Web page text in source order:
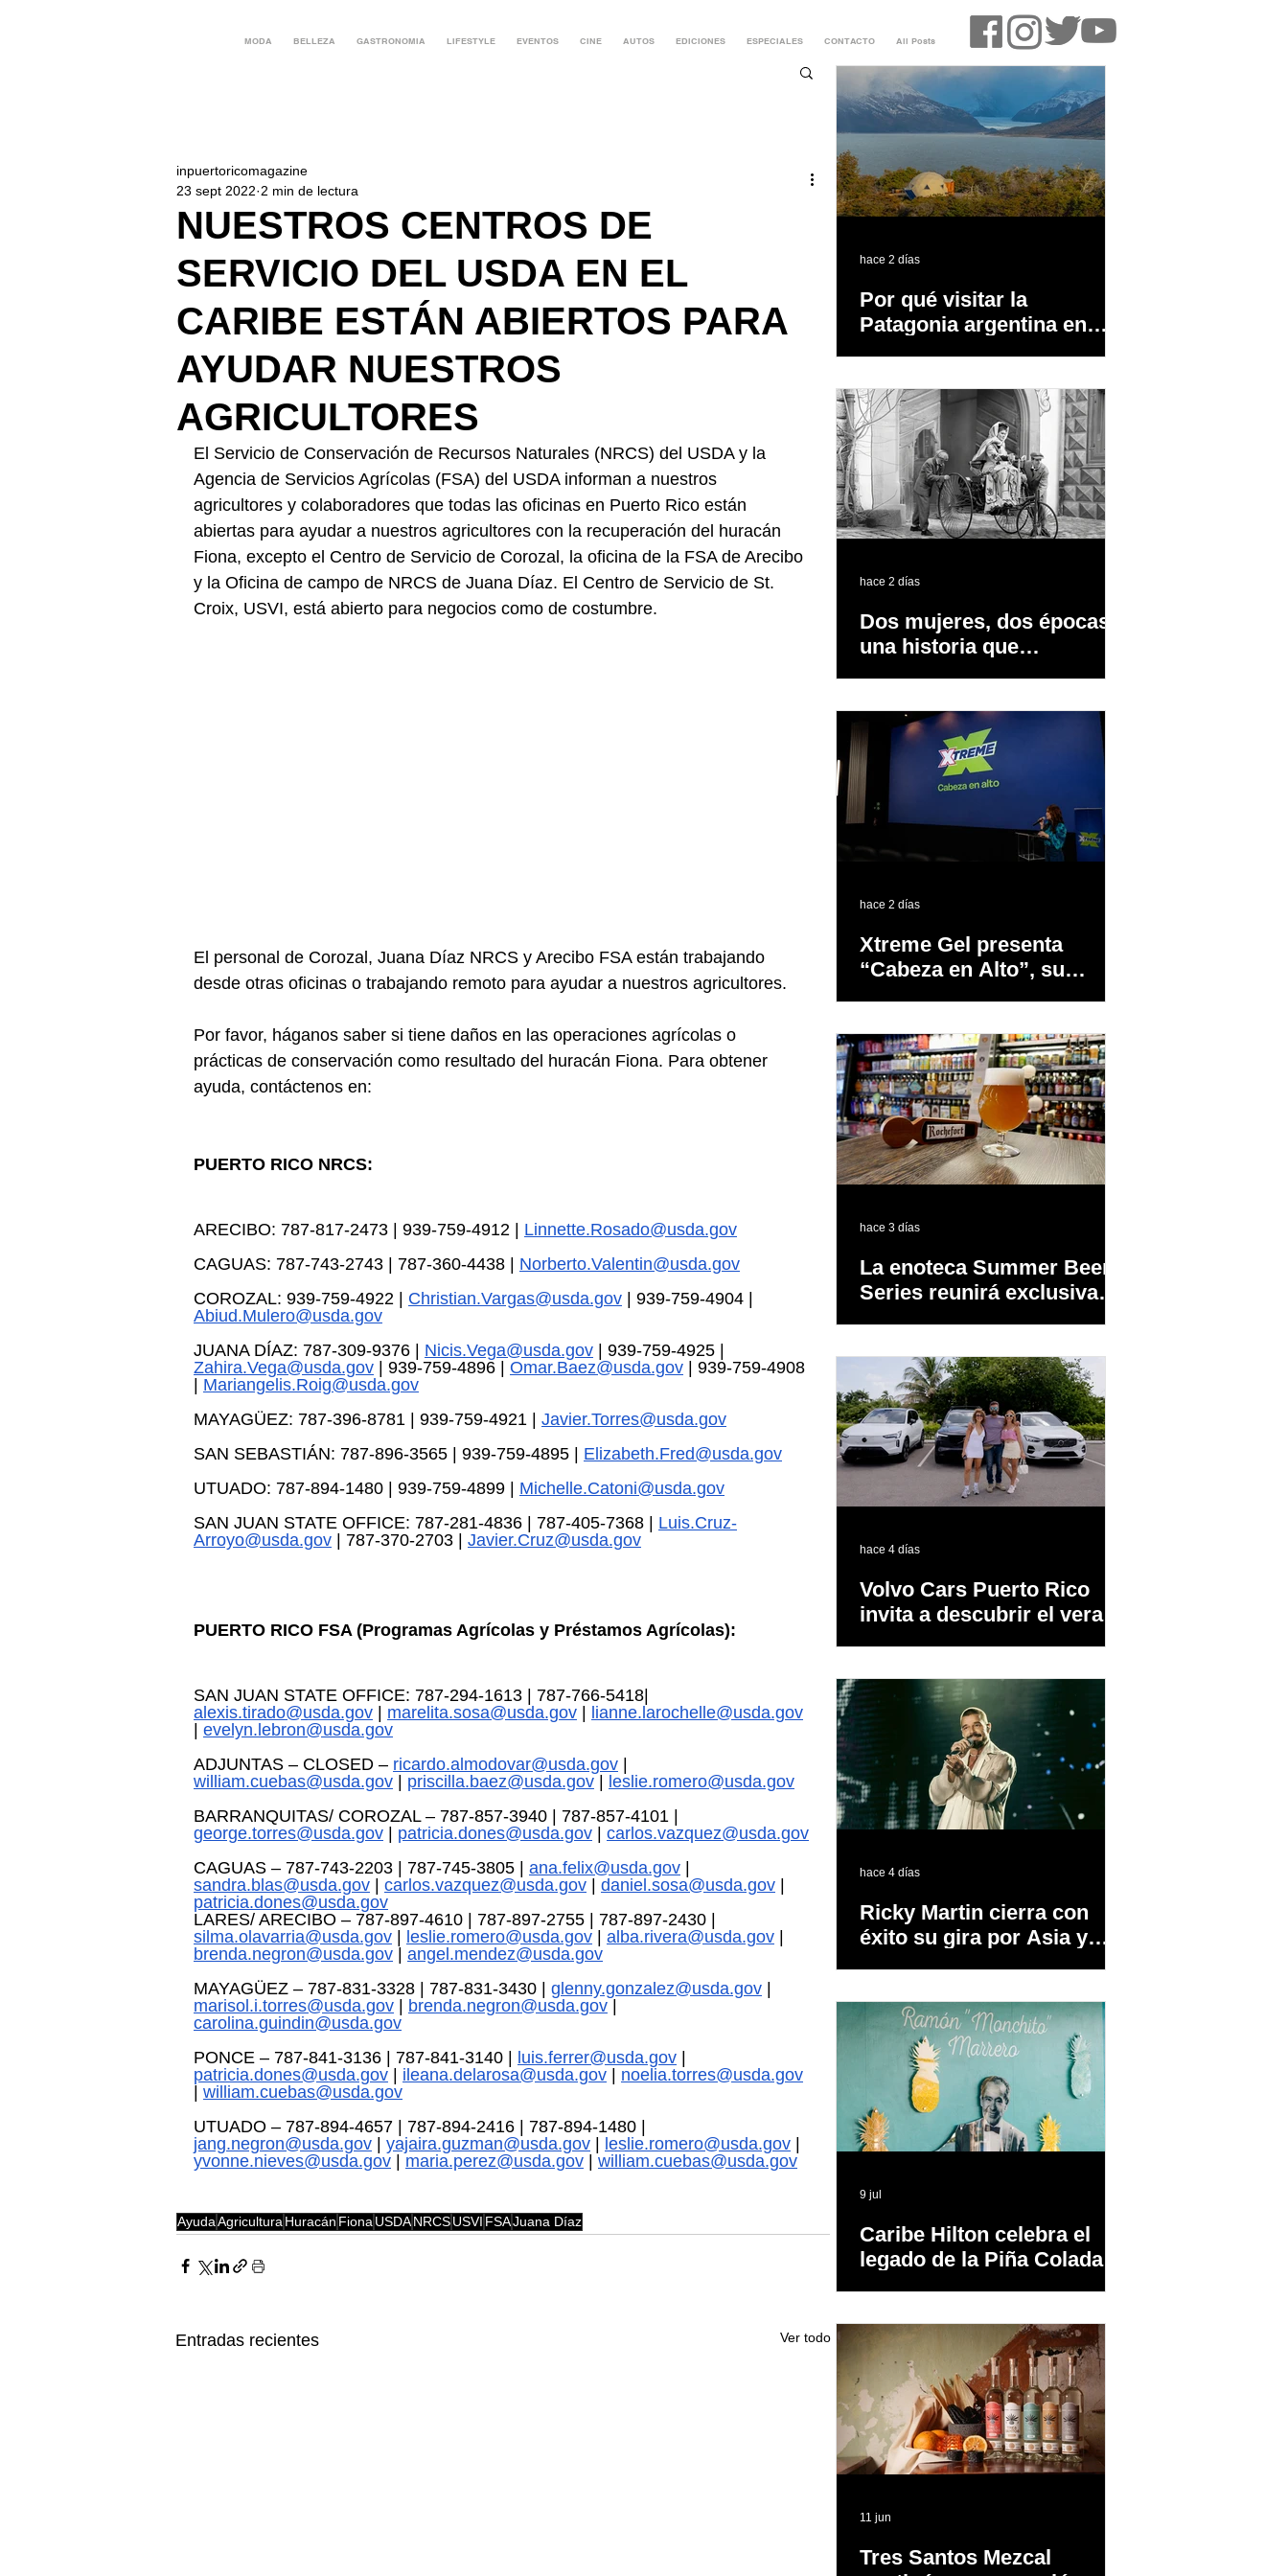
MODA BELLEZA GASTRONOMIA LIFESTYLE EVENTOS CINE AUTOS EDICIONES ESPECIALES CONTACTO All Posts
NUESTROS CENTROS DE
SERVICIO DEL USDA EN EL
CARIBE ESTÁN ABIERTOS PARA
AYUDAR NUESTROS
AGRICULTORES
inpuertoricomagazine
23 sept 2022 2 min de lectura
El Servicio de Conservación de Recursos Naturales (NRCS) del USDA y la
Agencia de Servicios Agrícolas (FSA) del USDA informan a nuestros
agricultores y colaboradores que todas las oficinas en Puerto Rico están
abiertas para ayudar a nuestros agricultores con la recuperación del huracán
Fiona, excepto el Centro de Servicio de Corozal, la oficina de la FSA de Arecibo
y la Oficina de campo de NRCS de Juana Díaz. El Centro de Servicio de St.
Croix, USVI, está abierto para negocios como de costumbre.
El personal de Corozal, Juana Díaz NRCS y Arecibo FSA están trabajando
desde otras oficinas o trabajando remoto para ayudar a nuestros agricultores.
Por favor, háganos saber si tiene daños en las operaciones agrícolas o
prácticas de conservación como resultado del huracán Fiona. Para obtener
ayuda, contáctenos en:
PUERTO RICO NRCS:
ARECIBO: 787-817-2473 | 939-759-4912 | Linnette.Rosado@usda.gov
CAGUAS: 787-743-2743 | 787-360-4438 | Norberto.Valentin@usda.gov
COROZAL: 939-759-4922 | Christian.Vargas@usda.gov | 939-759-4904 |
Abiud.Mulero@usda.gov
JUANA DÍAZ: 787-309-9376 | Nicis.Vega@usda.gov | 939-759-4925 |
Zahira.Vega@usda.gov | 939-759-4896 | Omar.Baez@usda.gov | 939-759-4908
| Mariangelis.Roig@usda.gov
MAYAGÜEZ: 787-396-8781 | 939-759-4921 | Javier.Torres@usda.gov
SAN SEBASTIÁN: 787-896-3565 | 939-759-4895 | Elizabeth.Fred@usda.gov
UTUADO: 787-894-1480 | 939-759-4899 | Michelle.Catoni@usda.gov
SAN JUAN STATE OFFICE: 787-281-4836 | 787-405-7368 | Luis.Cruz-
Arroyo@usda.gov | 787-370-2703 | Javier.Cruz@usda.gov
PUERTO RICO FSA (Programas Agrícolas y Préstamos Agrícolas):
SAN JUAN STATE OFFICE: 787-294-1613 | 787-766-5418|
alexis.tirado@usda.gov | marelita.sosa@usda.gov | lianne.larochelle@usda.gov
| evelyn.lebron@usda.gov
ADJUNTAS – CLOSED – ricardo.almodovar@usda.gov |
william.cuebas@usda.gov | priscilla.baez@usda.gov | leslie.romero@usda.gov
BARRANQUITAS/ COROZAL – 787-857-3940 | 787-857-4101 |
george.torres@usda.gov | patricia.dones@usda.gov | carlos.vazquez@usda.gov
CAGUAS – 787-743-2203 | 787-745-3805 | ana.felix@usda.gov |
sandra.blas@usda.gov | carlos.vazquez@usda.gov | daniel.sosa@usda.gov |
patricia.dones@usda.gov
LARES/ ARECIBO – 787-897-4610 | 787-897-2755 | 787-897-2430 |
silma.olavarria@usda.gov | leslie.romero@usda.gov | alba.rivera@usda.gov |
brenda.negron@usda.gov | angel.mendez@usda.gov
MAYAGÜEZ – 787-831-3328 | 787-831-3430 | glenny.gonzalez@usda.gov |
marisol.i.torres@usda.gov | brenda.negron@usda.gov |
carolina.guindin@usda.gov
PONCE – 787-841-3136 | 787-841-3140 | luis.ferrer@usda.gov |
patricia.dones@usda.gov | ileana.delarosa@usda.gov | noelia.torres@usda.gov
| william.cuebas@usda.gov
UTUADO – 787-894-4657 | 787-894-2416 | 787-894-1480 |
jang.negron@usda.gov | yajaira.guzman@usda.gov | leslie.romero@usda.gov |
yvonne.nieves@usda.gov | maria.perez@usda.gov | william.cuebas@usda.gov
AyudaAgricultura Huracán Fiona USDANRCSUSVI FSAJuana Díaz
Entradas recientes Ver todo
Por qué visitar la
Patagonia argentina en
hace 2 días
Dos mujeres, dos épocas y
una historia que
hace 2 días
Xtreme Gel presenta
“Cabeza en Alto”, su
producido completamente
en Puerto Rico
hace 2 días
La enoteca Summer Beer
Series reunirá exclusivas
público
hace 3 días
Volvo Cars Puerto Rico
invita a descubrir el verano
hace 4 días
Ricky Martin cierra con
éxito su gira por Asia y
hace 4 días
Caribe Hilton celebra el
legado de la Piña Colada,
9 jul
Tres Santos Mezcal
11 jun